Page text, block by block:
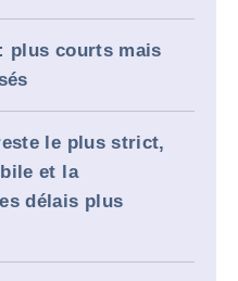
plus courts mais
le plus strict,
et la
délais plus